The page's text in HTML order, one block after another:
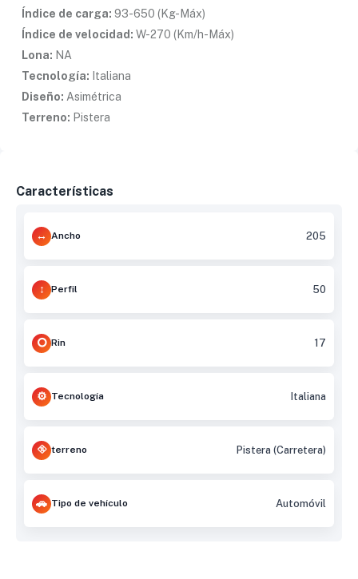
Índice de carga: 93-650 (Kg-Máx)
Índice de velocidad: W-270 (Km/h-Máx)
Lona: NA
Tecnología: Italiana
Diseño: Asimétrica
Terreno: Pistera
Características
Ancho 205
Perfil 50
Rin 17
Tecnología Italiana
terreno Pistera (Carretera)
Tipo de vehículo Automóvil